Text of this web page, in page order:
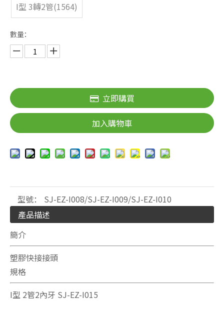
I型 3轉2管(1564)
數量：
立即購買
加入購物車
型號：
SJ-EZ-I008/SJ-EZ-I009/SJ-EZ-I010
產品描述
簡介
塑膠快接接頭
規格
I型 2管2內牙 SJ-EZ-I015